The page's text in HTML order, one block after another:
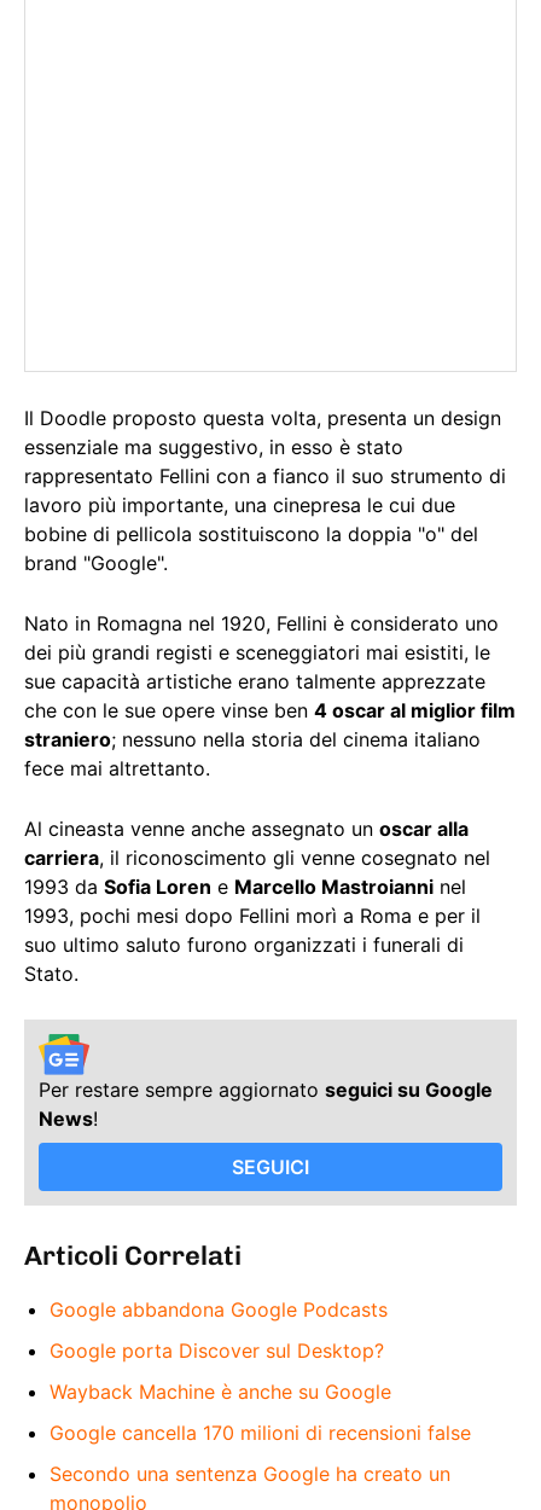
Il Doodle proposto questa volta, presenta un design
essenziale ma suggestivo, in esso è stato
rappresentato Fellini con a fianco il suo strumento di
lavoro più importante, una cinepresa le cui due
bobine di pellicola sostituiscono la doppia "o" del
brand "Google".
Nato in Romagna nel 1920, Fellini è considerato uno
dei più grandi registi e sceneggiatori mai esistiti, le
sue capacità artistiche erano talmente apprezzate
che con le sue opere vinse ben 4 oscar al miglior film
straniero; nessuno nella storia del cinema italiano
fece mai altrettanto.
Al cineasta venne anche assegnato un oscar alla
carriera, il riconoscimento gli venne cosegnato nel
1993 da Sofia Loren e Marcello Mastroianni nel
1993, pochi mesi dopo Fellini morì a Roma e per il
suo ultimo saluto furono organizzati i funerali di
Stato.
Per restare sempre aggiornato seguici su Google
News!
SEGUICI
Articoli Correlati
Google abbandona Google Podcasts
Google porta Discover sul Desktop?
Wayback Machine è anche su Google
Google cancella 170 milioni di recensioni false
Secondo una sentenza Google ha creato un
monopolio